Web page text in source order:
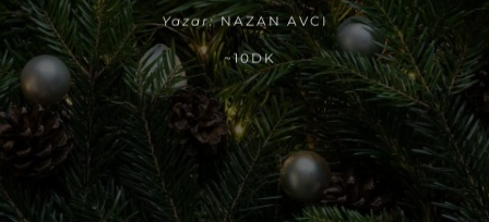
Yazar: NAZAN AVCI
~10DK